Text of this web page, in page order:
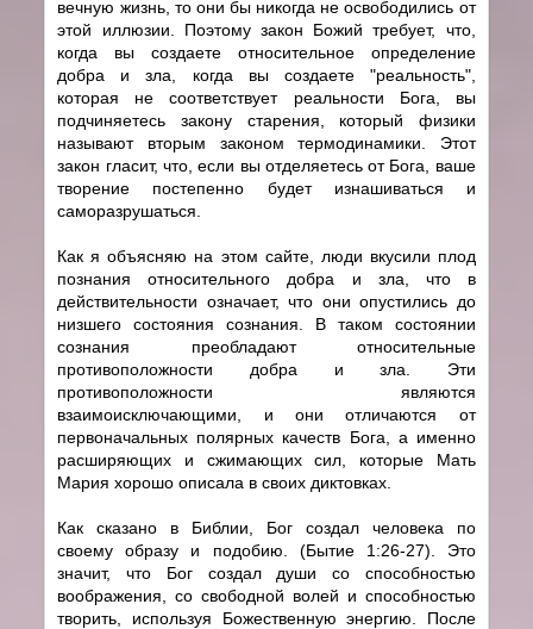
вечную жизнь, то они бы никогда не освободились от
этой иллюзии. Поэтому закон Божий требует, что,
когда вы создаете относительное определение
добра и зла, когда вы создаете "реальность",
которая не соответствует реальности Бога, вы
подчиняетесь закону старения, который физики
называют вторым законом термодинамики. Этот
закон гласит, что, если вы отделяетесь от Бога, ваше
творение постепенно будет изнашиваться и
саморазрушаться.
Как я объясняю на этом сайте, люди вкусили плод
познания относительного добра и зла, что в
действительности означает, что они опустились до
низшего состояния сознания. В таком состоянии
сознания преобладают относительные
противоположности добра и зла. Эти
противоположности являются
взаимоисключающими, и они отличаются от
первоначальных полярных качеств Бога, а именно
расширяющих и сжимающих сил, которые Мать
Мария хорошо описала в своих диктовках.
Как сказано в Библии, Бог создал человека по
своему образу и подобию. (Бытие 1:26-27). Это
значит, что Бог создал души со способностью
воображения, со свободной волей и способностью
творить, используя Божественную энергию. После